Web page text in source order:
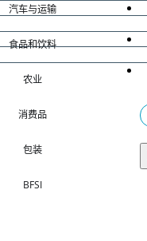
汽车与运输
食品和饮料
农业
消费品
包装
BFSI